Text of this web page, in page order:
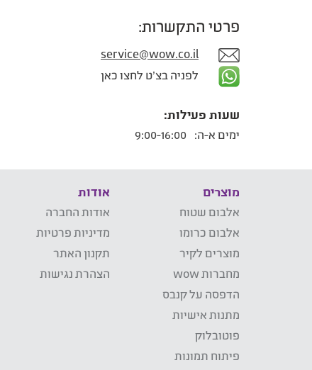
פרטי התקשרות:
service@wow.co.il
לפניה בצ'ט לחצו כאן
שעות פעילות:
ימים א-ה:
מוצרים
אלבום שטוח
אלבום כרומו
מוצרים לקיר
מחברות wow
הדפסה על קנבס
מתנות אישיות
פוטובלוק
פיתוח תמונות
אודות
אודות החברה
מדיניות פרטיות
תקנון האתר
הצהרת נגישות